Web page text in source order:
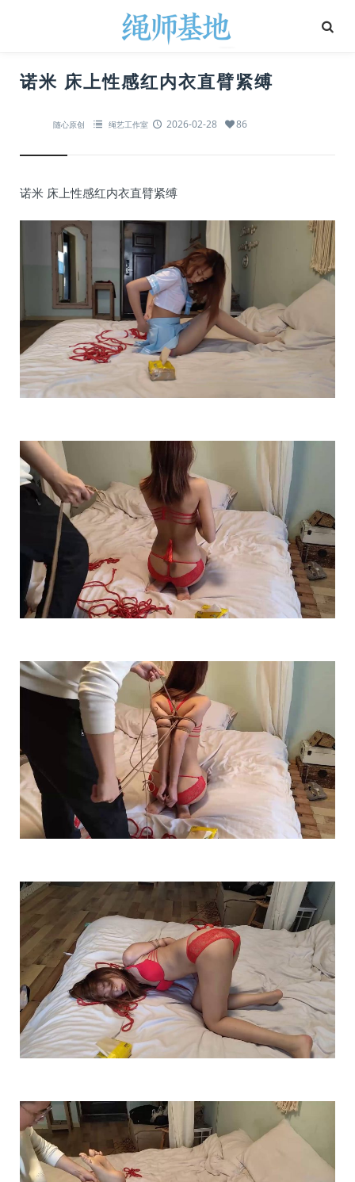
诺米 床上性感红内衣直臂紧缚
随心原创 绳艺工作室 2026-02-28 86
诺米 床上性感红内衣直臂紧缚